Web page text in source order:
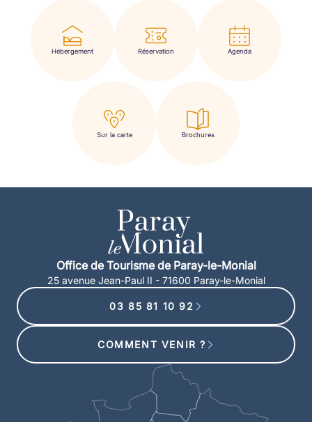
Hébergement Réservation Agenda
Sur la carte Brochures
Office de Tourisme de Paray-le-Monial
25 avenue Jean-Paul II - 71600 Paray-le-Monial
03 85 81 10 92
COMMENT VENIR ?